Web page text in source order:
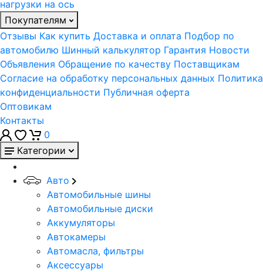
нагрузки на ось
Покупателям
Отзывы Как купить Доставка и оплата Подбор по
автомобилю Шинный калькулятор Гарантия Новости
Объявления Обращение по качеству Поставщикам
Согласие на обработку персональных данных Политика
конфиденциальности Публичная оферта
Оптовикам
Контакты
0
Категории
Авто
Автомобильные шины
Автомобильные диски
Аккумуляторы
Автокамеры
Автомасла, фильтры
Аксессуары